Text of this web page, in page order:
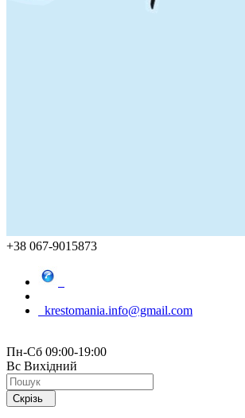
+38 067-9015873
krestomania.info@gmail.com
Пн-Сб 09:00-19:00
Вс Вихідний
Скрізь